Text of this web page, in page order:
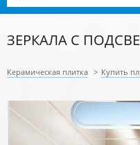
ЗЕРКАЛА С
Керамическая плитка > Купить